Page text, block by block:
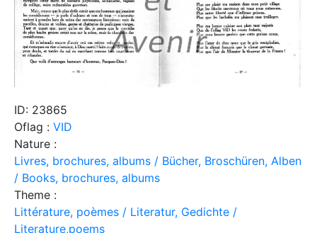
ID: 23865
Oflag : VID
Nature :
Livres, brochures, albums / Bücher, Broschüren, Alben
/ Books, brochures, albums
Theme :
Littérature, poèmes / Literatur, Gedichte /
Literature,poems